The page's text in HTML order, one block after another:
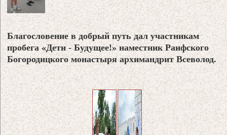
Благословение в добрый путь дал участникам
пробега «Дети - Будущее!» наместник Раифского
Богородицкого монастыря архимандрит Всеволод.